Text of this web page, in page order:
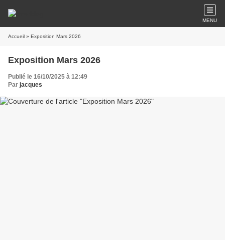
MENU
Accueil » Exposition Mars 2026
Exposition Mars 2026
Publié le 16/10/2025 à 12:49
Par jacques